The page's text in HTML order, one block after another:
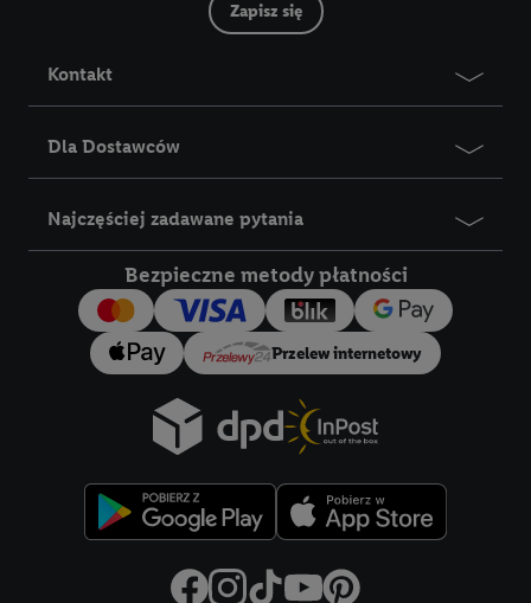
Zapisz się
Kontakt
Dla Dostawców
Najczęściej zadawane pytania
Bezpieczne metody płatności
Przelew internetowy